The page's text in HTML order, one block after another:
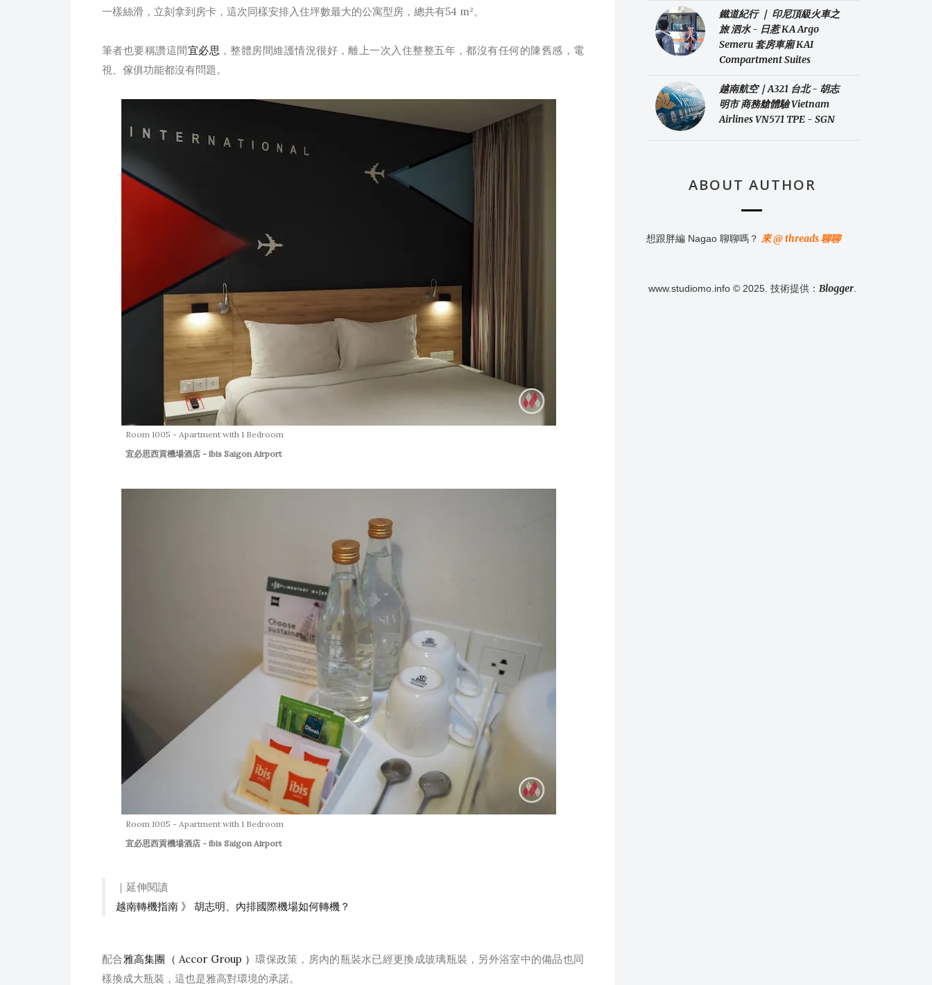
一樣絲滑，立刻拿到房卡，這次同樣安排入住坪數最大的公寓型房，總共有54 m²。
筆者也要稱讚這間宜必思 ，整體房間維護情況很好，離上一次入住整整五年，都沒有任何的陳舊感，電
視、傢俱功能都沒有問題。
Room 1005 - Apartment with 1 Bedroom
宜必思西貢機場酒店 - ibis Saigon Airport
Room 1005 - Apartment with 1 Bedroom
宜必思西貢機場酒店 - ibis Saigon Airport
｜延伸閱讀
越南轉機指南 》 胡志明、內排國際機場如何轉機？
配合雅高集團（ Accor Group ）環保政策，房內的瓶裝水已經更換成玻璃瓶裝，另外浴室中的備品也同
樣換成大瓶裝，這也是雅高對環境的承諾。
鐵道紀行 ｜ 印尼頂級火車之
旅 泗水 - 日惹 KA Argo
Semeru 套房車廂 KAI
Compartment Suites
越南航空｜A321 台北 - 胡志
明市 商務艙體驗 Vietnam
Airlines VN571 TPE - SGN
ABOUT AUTHOR
想跟胖編 Nagao 聊聊嗎？ 來 @ threads 聊聊
www.studiomo.info © 2025. 技術提供： Blogger